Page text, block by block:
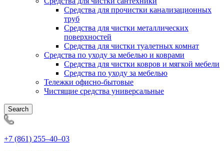
Средства для прочистки канализационных
труб
Средства для чистки металлических
поверхностей
Средства для чистки туалетных комнат
Средства по уходу за мебелью и коврами
Средства для чистки ковров и мягкой мебели
Средства по уходу за мебелью
Тележки офисно-бытовые
Чистящие средства универсальные
Search
+7 (861) 255‒40‒03